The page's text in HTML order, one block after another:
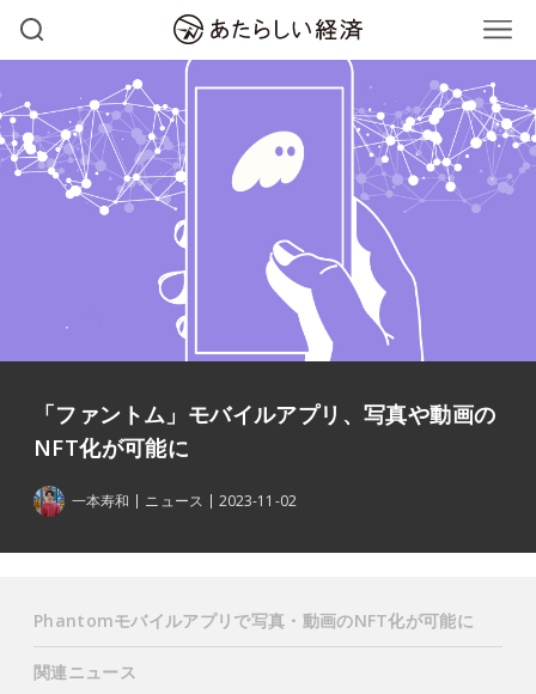
「ファントム」モバイルアプリ、写真や動画の
NFT化が可能に
一本寿和 ニュース 2023-11-02
Phantomモバイルアプリで写真・動画のNFT化が可能に
関連ニュース